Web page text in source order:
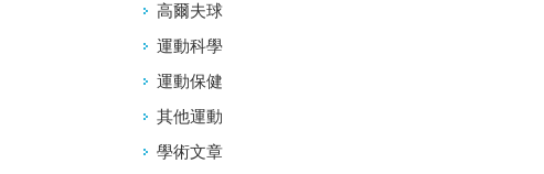
高爾夫球
運動科學
運動保健
其他運動
學術文章